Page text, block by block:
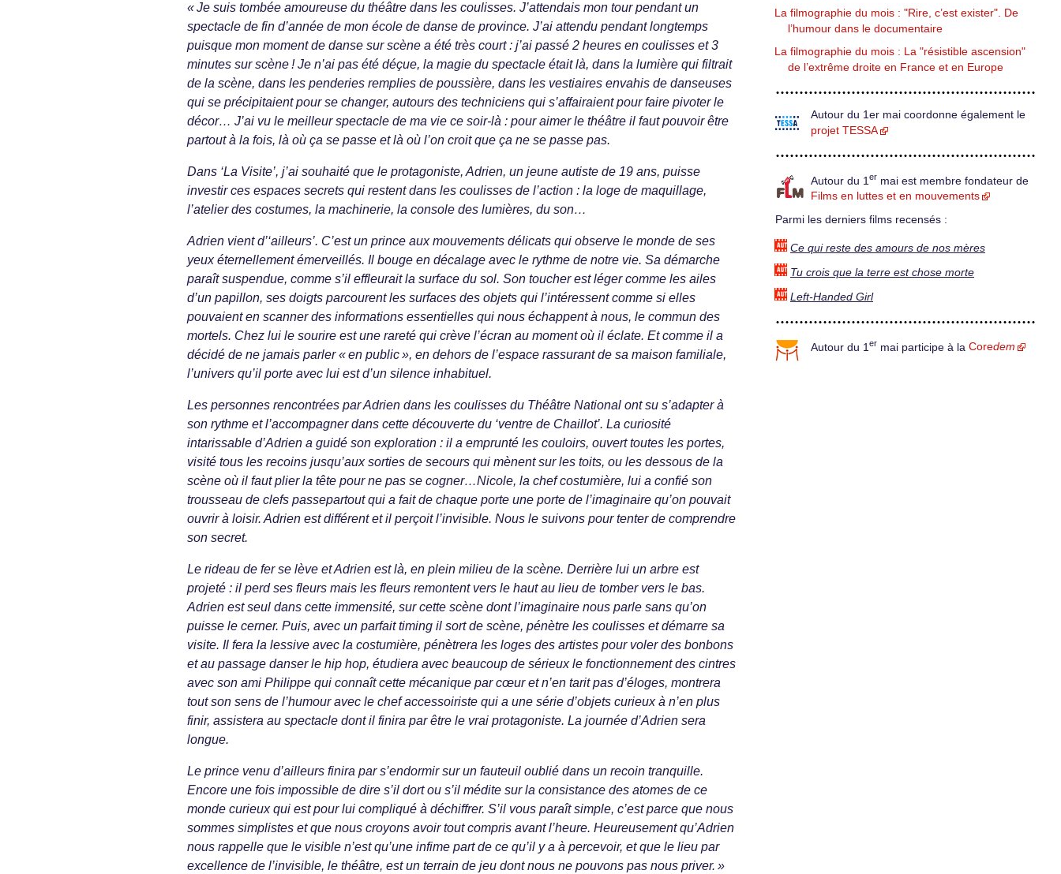
« Je suis tombée amoureuse du théâtre dans les coulisses. J’attendais mon tour pendant un
spectacle de fin d’année de mon école de danse de province. J’ai attendu pendant longtemps
puisque mon moment de danse sur scène a été très court : j’ai passé 2 heures en coulisses et 3
minutes sur scène ! Je n’ai pas été déçue, la magie du spectacle était là, dans la lumière qui filtrait
de la scène, dans les penderies remplies de poussière, dans les vestiaires envahis de danseuses
qui se précipitaient pour se changer, autours des techniciens qui s’affairaient pour faire pivoter le
décor… J’ai vu le meilleur spectacle de ma vie ce soir-là : pour aimer le théâtre il faut pouvoir être
partout à la fois, là où ça se passe et là où l’on croit que ça ne se passe pas.
Dans ‘La Visite’, j’ai souhaité que le protagoniste, Adrien, un jeune autiste de 19 ans, puisse
investir ces espaces secrets qui restent dans les coulisses de l’action : la loge de maquillage,
l’atelier des costumes, la machinerie, la console des lumières, du son…
Adrien vient d’‘ailleurs’. C’est un prince aux mouvements délicats qui observe le monde de ses
yeux éternellement émerveillés. Il bouge en décalage avec le rythme de notre vie. Sa démarche
paraît suspendue, comme s’il effleurait la surface du sol. Son toucher est léger comme les ailes
d’un papillon, ses doigts parcourent les surfaces des objets qui l’intéressent comme si elles
pouvaient en scanner des informations essentielles qui nous échappent à nous, le commun des
mortels. Chez lui le sourire est une rareté qui crève l’écran au moment où il éclate. Et comme il a
décidé de ne jamais parler « en public », en dehors de l’espace rassurant de sa maison familiale,
l’univers qu’il porte avec lui est d’un silence inhabituel.
Les personnes rencontrées par Adrien dans les coulisses du Théâtre National ont su s’adapter à
son rythme et l’accompagner dans cette découverte du ‘ventre de Chaillot’. La curiosité
intarissable d’Adrien a guidé son exploration : il a emprunté les couloirs, ouvert toutes les portes,
visité tous les recoins jusqu’aux sorties de secours qui mènent sur les toits, ou les dessous de la
scène où il faut plier la tête pour ne pas se cogner…Nicole, la chef costumière, lui a confié son
trousseau de clefs passepartout qui a fait de chaque porte une porte de l’imaginaire qu’on pouvait
ouvrir à loisir. Adrien est différent et il perçoit l’invisible. Nous le suivons pour tenter de comprendre
son secret.
Le rideau de fer se lève et Adrien est là, en plein milieu de la scène. Derrière lui un arbre est
projeté : il perd ses fleurs mais les fleurs remontent vers le haut au lieu de tomber vers le bas.
Adrien est seul dans cette immensité, sur cette scène dont l’imaginaire nous parle sans qu’on
puisse le cerner. Puis, avec un parfait timing il sort de scène, pénètre les coulisses et démarre sa
visite. Il fera la lessive avec la costumière, pénètrera les loges des artistes pour voler des bonbons
et au passage danser le hip hop, étudiera avec beaucoup de sérieux le fonctionnement des cintres
avec son ami Philippe qui connaît cette mécanique par cœur et n’en tarit pas d’éloges, montrera
tout son sens de l’humour avec le chef accessoiriste qui a une série d’objets curieux à n’en plus
finir, assistera au spectacle dont il finira par être le vrai protagoniste. La journée d’Adrien sera
longue.
Le prince venu d’ailleurs finira par s’endormir sur un fauteuil oublié dans un recoin tranquille.
Encore une fois impossible de dire s’il dort ou s’il médite sur la consistance des atomes de ce
monde curieux qui est pour lui compliqué à déchiffrer. S’il vous paraît simple, c’est parce que nous
sommes simplistes et que nous croyons avoir tout compris avant l’heure. Heureusement qu’Adrien
nous rappelle que le visible n’est qu’une infime part de ce qu’il y a à percevoir, et que le lieu par
excellence de l’invisible, le théâtre, est un terrain de jeu dont nous ne pouvons pas nous priver. »
La filmographie du mois : "Rire, c’est exister". De
l’humour dans le documentaire
La filmographie du mois : La "résistible ascension"
de l’extrême droite en France et en Europe
Autour du 1er mai coordonne également le
projet TESSA
Autour du 1 er mai est membre fondateur de
Films en luttes et en mouvements
Parmi les derniers films recensés :
Ce qui reste des amours de nos mères
Tu crois que la terre est chose morte
Left-Handed Girl
Autour du 1 er mai participe à la Coredem